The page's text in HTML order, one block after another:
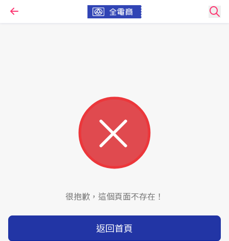
很抱歉，這個頁面不存在！
返回首頁